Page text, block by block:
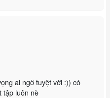
ai ngờ tuyệt vời :)) có
tập luôn nè